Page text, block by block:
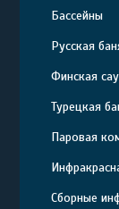
Бассейны
Русская
Финская
Турецкая
Паровая
Сборные